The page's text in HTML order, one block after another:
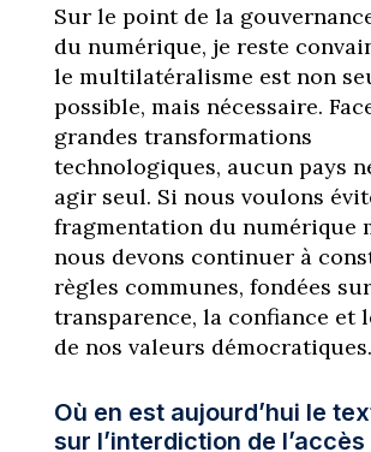
Sur le point de la
du numérique, je reste
le multilatéralisme est non
possible, mais nécessaire.
grandes transformations
technologiques, aucun pays
agir seul. Si nous voulons
fragmentation du numérique
nous devons continuer à
règles communes, fondées
transparence, la confiance et
de nos valeurs démocratiques.
Où en est aujourd’hui le
sur l’interdiction de